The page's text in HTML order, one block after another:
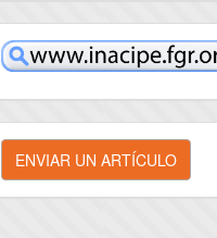
inacipe
unENVIAR UN ARTÍCULO